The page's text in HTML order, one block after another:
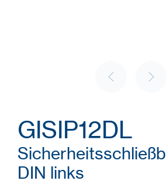
GISIP12DL
DIN links